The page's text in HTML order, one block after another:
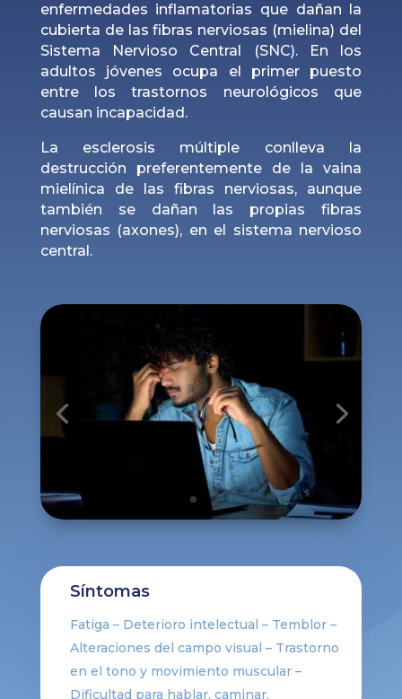
enfermedades inflamatorias que dañan la
cubierta de las fibras nerviosas (mielina) del
Sistema Nervioso Central (SNC). En los
adultos jóvenes ocupa el primer puesto
entre los trastornos neurológicos que
causan incapacidad.
La esclerosis múltiple conlleva la
destrucción preferentemente de la vaina
mielínica de las fibras nerviosas, aunque
también se dañan las propias fibras
nerviosas (axones), en el sistema nervioso
central.
Síntomas
Fatiga – Deterioro intelectual – Temblor –
Alteraciones del campo visual – Trastorno
en el tono y movimiento muscular –
Dificultad para hablar, caminar.